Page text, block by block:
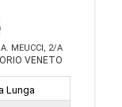
MEUCCI, 2/A
VENETO
Lunga